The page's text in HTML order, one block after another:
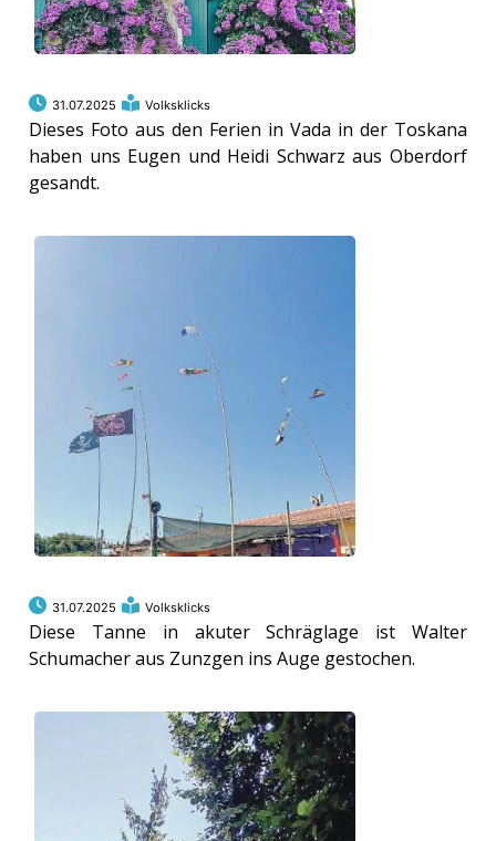
31.07.2025 Volksklicks
Dieses Foto aus den Ferien in Vada in der Toskana
haben uns Eugen und Heidi Schwarz aus Oberdorf
gesandt.
31.07.2025 Volksklicks
Diese Tanne in akuter Schräglage ist Walter
Schumacher aus Zunzgen ins Auge gestochen.